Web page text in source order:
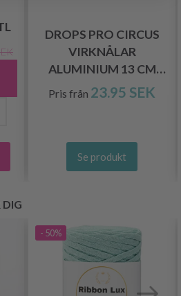
DROPS PRO CIRCUS
VIRKNÅLAR
ALUMINIUM 13 CM
(2.00-12.00 MM)
Pris från 23.95 SEK
Se produkt
DIG
- 50%